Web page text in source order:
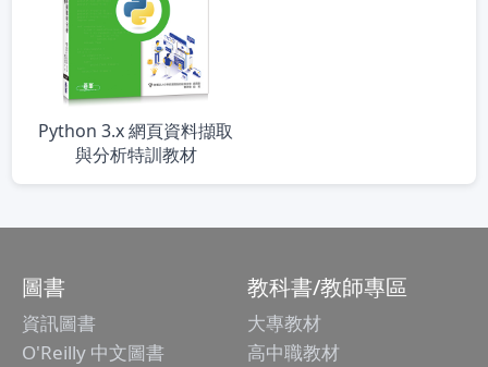
Python 3.x 網頁資料擷取
與分析特訓教材
圖書
資訊圖書
O'Reilly 中文圖書
教科書/教師專區
大專教材
高中職教材